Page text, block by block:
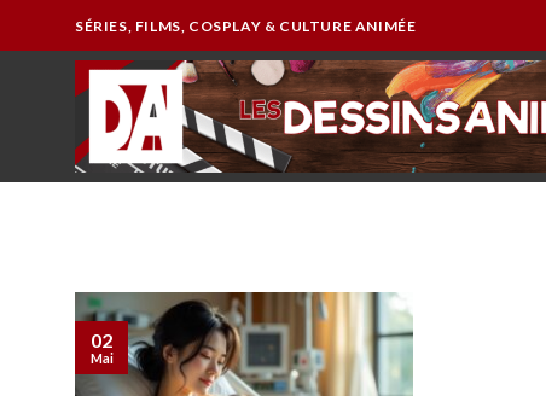
SÉRIES, FILMS, COSPLAY & CULTURE ANIMÉE
02
Mai